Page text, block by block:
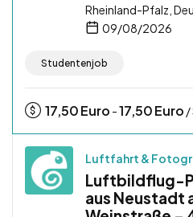
Rheinland-Pfalz,
09/08/2026
Studentenjob
17,50Euro -17,50Euro /
Luftfahrt &
Luftbildflug-
aus Neustadt